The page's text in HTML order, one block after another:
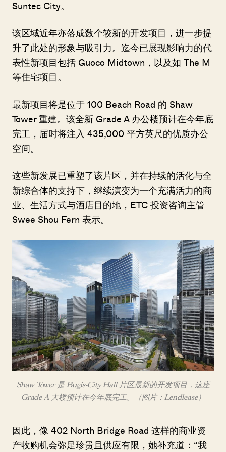
Suntec City。
该区域近年亦落成数个较新的开发项目，进一步提
升了此处的形象与吸引力。迄今已展现影响力的代
表性新项目包括 Guoco Midtown，以及如 The M
等住宅项目。
最新项目将是位于 100 Beach Road 的 Shaw
Tower 重建。该全新 Grade A 办公楼预计在今年底
完工，届时将注入 435,000 平方英尺的优质办公
空间。
这些新发展已重塑了该片区，并在持续的活化与全
新综合体的支持下，继续演变为一个充满活力的商
业、生活方式与酒店目的地，ETC 投资咨询主管
Swee Shou Fern 表示。
Shaw Tower 是 Bugis-City Hall 片区最新的开发项目，这座
Grade A 大楼预计在今年底完工。（图片：Lendlease）
因此，像 402 North Bridge Road 这样的商业资
产收购机会弥足珍贵且供应有限，她补充道：“我